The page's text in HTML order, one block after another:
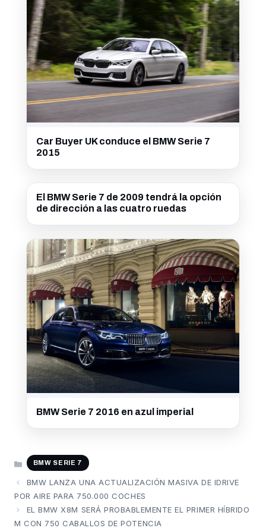
Car Buyer UK conduce el BMW Serie 7
2015
El BMW Serie 7 de 2009 tendrá la opción
de dirección a las cuatro ruedas
BMW Serie 7 2016 en azul imperial
CATEGORÍAS
BMW SERIE 7
BMW LANZA UNA ACTUALIZACIÓN MASIVA DE IDRIVE
POR AIRE PARA 750.000 COCHES
EL BMW X8M SERÁ PROBABLEMENTE EL PRIMER HÍBRIDO
M CON 750 CABALLOS DE POTENCIA